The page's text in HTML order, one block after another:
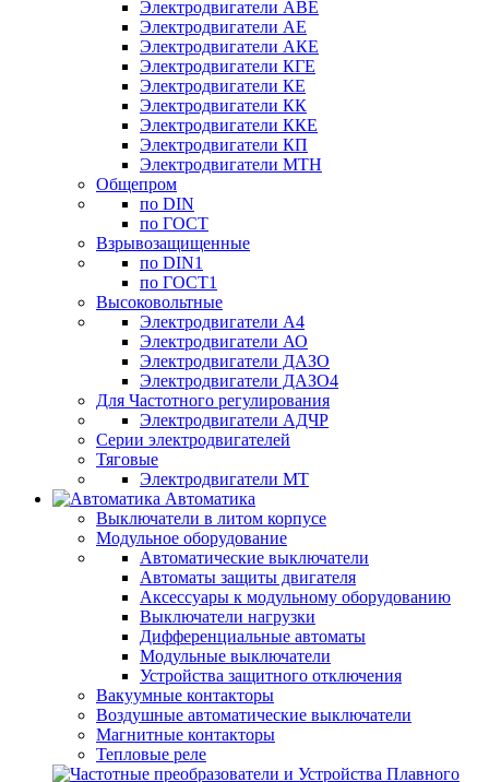
Электродвигатели АВЕ
Электродвигатели АЕ
Электродвигатели АКЕ
Электродвигатели КГЕ
Электродвигатели КЕ
Электродвигатели КК
Электродвигатели ККЕ
Электродвигатели КП
Электродвигатели МТН
Общепром
по DIN
по ГОСТ
Взрывозащищенные
по DIN1
по ГОСТ1
Высоковольтные
Электродвигатели А4
Электродвигатели АО
Электродвигатели ДАЗО
Электродвигатели ДАЗО4
Для Частотного регулирования
Электродвигатели АДЧР
Серии электродвигателей
Тяговые
Электродвигатели МТ
Автоматика
Выключатели в литом корпусе
Модульное оборудование
Автоматические выключатели
Автоматы защиты двигателя
Аксессуары к модульному оборудованию
Выключатели нагрузки
Дифференциальные автоматы
Модульные выключатели
Устройства защитного отключения
Вакуумные контакторы
Воздушные автоматические выключатели
Магнитные контакторы
Тепловые реле